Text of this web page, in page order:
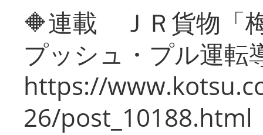
🔶連載 ＪＲ貨物「
プッシュ・プル運転
https://
26/post_10188.html